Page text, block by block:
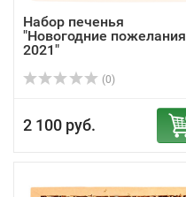
Набор печенья
"Новогодние пожелания
2021"
(0)
2 100 руб.